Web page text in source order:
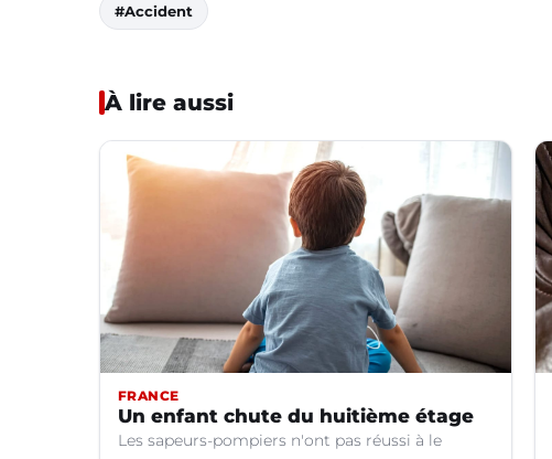
#Accident
À lire aussi
FRANCE
Un enfant chute du huitième étage
Les sapeurs-pompiers n'ont pas réussi à le